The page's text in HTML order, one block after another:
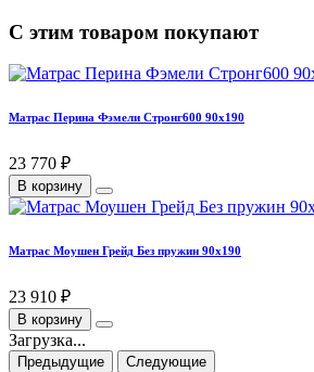
С этим товаром покупают
Матрас Перина Фэмели Стронг600 90х190
23 770 ₽
В корзину
Матрас Моушен Грейд Без пружин 90х190
23 910 ₽
В корзину
Загрузка...
Предыдущие Следующие